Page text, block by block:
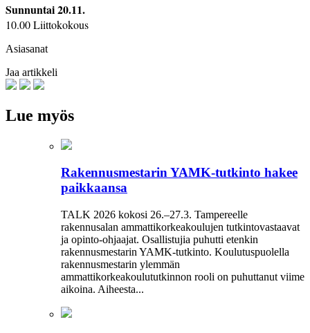
Sunnuntai 20.11.
10.00 Liittokokous
Asiasanat
Jaa artikkeli
Lue myös
Rakennusmestarin YAMK-tutkinto hakee
paikkaansa
TALK 2026 kokosi 26.–27.3. Tampereelle
rakennusalan ammattikorkeakoulujen tutkintovastaavat
ja opinto-ohjaajat. Osallistujia puhutti etenkin
rakennusmestarin YAMK-tutkinto. Koulutuspuolella
rakennusmestarin ylemmän
ammattikorkeakoulututkinnon rooli on puhuttanut viime
­aikoina. ­Aiheesta...